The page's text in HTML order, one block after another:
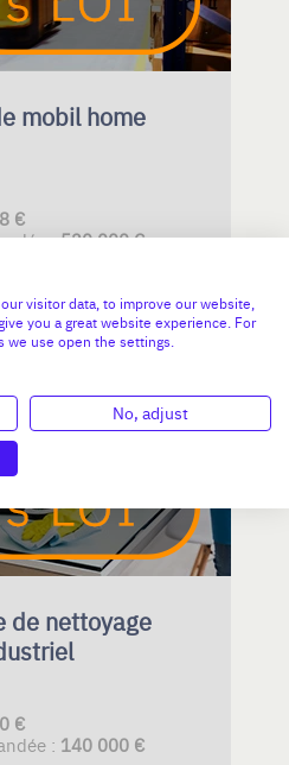
mobil home
€
:520 000 €
de nettoyage
€
: 140 000 €
visitor data, to improve our website,
you a great website experience. For
use open the settings.
No, adjust